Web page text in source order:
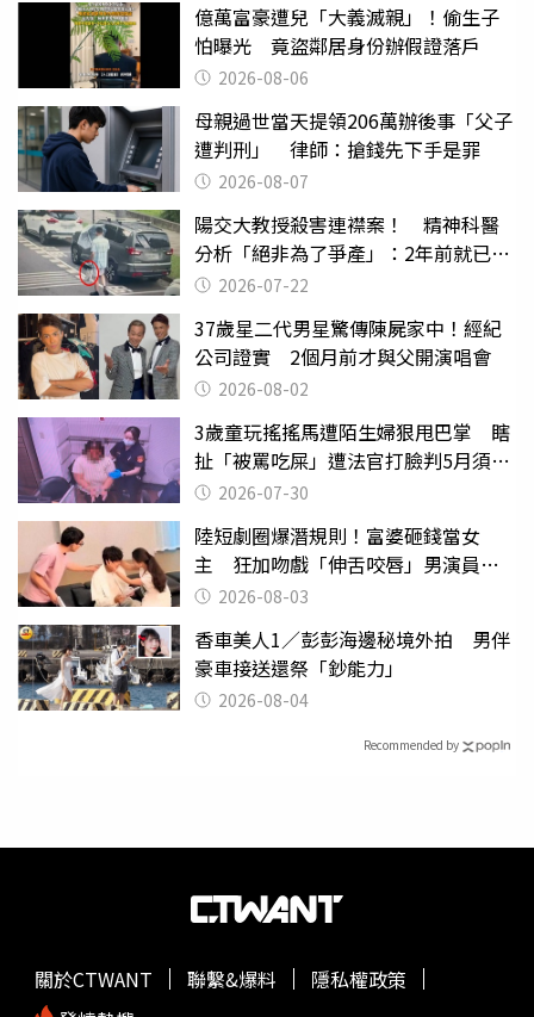
億萬富豪遭兒「大義滅親」！偷生子
怕曝光 竟盜鄰居身份辦假證落戶
2026-08-06
母親過世當天提領206萬辦後事「父子
遭判刑」 律師：搶錢先下手是罪
2026-08-07
陽交大教授殺害連襟案！ 精神科醫
分析「絕非為了爭產」：2年前就已言
行詭異
2026-07-22
37歲星二代男星驚傳陳屍家中！經紀
公司證實 2個月前才與父開演唱會
2026-08-02
3歲童玩搖搖馬遭陌生婦狠甩巴掌 瞎
扯「被罵吃屎」遭法官打臉判5月須入
監 2026-07-30
陸短劇圈爆潛規則！富婆砸錢當女
主 狂加吻戲「伸舌咬唇」男演員崩
潰 2026-08-03
香車美人1／彭彭海邊秘境外拍 男伴
豪車接送還祭「鈔能力」
2026-08-04
Recommended by
關於CTWANT 聯繫&爆料
隱私權政策